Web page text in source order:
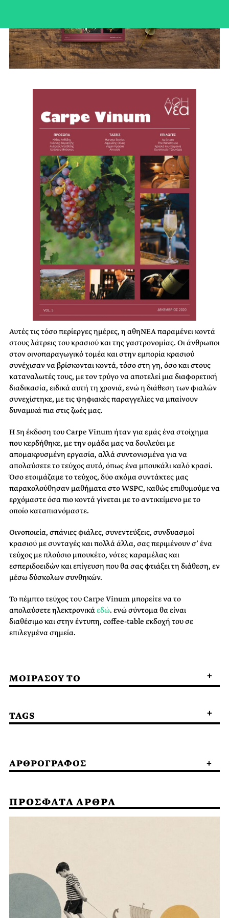
Αυτές τις τόσο περίεργες ημέρες, η αθηΝΕΑ παραμένει κοντά
στους λάτρεις του κρασιού και της γαστρονομίας. Οι άνθρωποι
στον οινοπαραγωγικό τομέα και στην εμπορία κρασιού
συνέχισαν να βρίσκονται κοντά, τόσο στη γη, όσο και στους
καταναλωτές τους, με τον τρύγο να αποτελεί μια διαφορετική
διαδικασία, ειδικά αυτή τη χρονιά, ενώ η διάθεση των φιαλών
συνεχίστηκε, με τις ψηφιακές παραγγελίες να μπαίνουν
δυναμικά πια στις ζωές μας.
Η 5η έκδοση του Carpe Vinum ήταν για εμάς ένα στοίχημα
που κερδήθηκε, με την ομάδα μας να δουλεύει με
απομακρυσμένη εργασία, αλλά συντονισμένα για να
απολαύσετε το τεύχος αυτό, όπως ένα μπουκάλι καλό κρασί.
Όσο ετοιμάζαμε το τεύχος, δύο ακόμα συντάκτες μας
παρακολούθησαν μαθήματα στο WSPC, καθώς επιθυμούμε να
ερχόμαστε όσα πιο κοντά γίνεται με το αντικείμενο με το
οποίο καταπιανόμαστε.
Οινοποιεία, σπάνιες φιάλες, συνεντεύξεις, συνδυασμοί
κρασιού με συνταγές και πολλά άλλα, σας περιμένουν σ’ ένα
τεύχος με πλούσιο μπουκέτο, νότες καραμέλας και
εσπεριδοειδών και επίγευση που θα σας φτιάξει τη διάθεση, εν
μέσω δύσκολων συνθηκών.
Το πέμπτο τεύχος του Carpe Vinum μπορείτε να το
απολαύσετε ηλεκτρονικάεδώ. ενώ σύντομα θα είναι
διαθέσιμο και στην έντυπη, coffee-table εκδοχή του σε
επιλεγμένα σημεία.
ΜΟΙΡΑΣΟΥ ΤΟ
TAGS
ΑΡΘΡΟΓΡΑΦΟΣ
ΠΡΟΣΦΑΤΑ ΑΡΘΡΑ